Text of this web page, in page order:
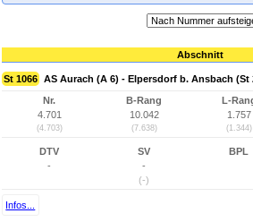
Abschnitt
St 1066 AS Aurach (A 6) - Elpersdorf b. Ansbach (St
Nr.
4.701
(4.703)
B-Rang
10.042
(7.638)
L-
1.757
(1.344)
DTV
-
SV
-
(-)
BPL
Infos...